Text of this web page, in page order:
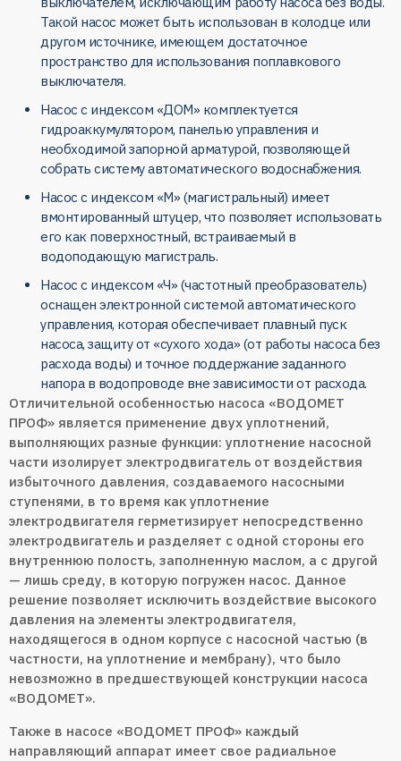
Такой насос может быть использован в колодце или
другом источнике, имеющем достаточное
пространство для использования поплавкового
выключателя.
Насос с индексом «ДОМ» комплектуется
гидроаккумулятором, панелью управления и
необходимой запорной арматурой, позволяющей
собрать систему автоматического водоснабжения.
Насос с индексом «М» (магистральный) имеет
вмонтированный штуцер, что позволяет использовать
его как поверхностный, встраиваемый в
водоподающую магистраль.
Насос с индексом «Ч» (частотный преобразователь)
оснащен электронной системой автоматического
управления, которая обеспечивает плавный пуск
насоса, защиту от «сухого хода» (от работы насоса без
расхода воды) и точное поддержание заданного
напора в водопроводе вне зависимости от расхода.
Отличительной особенностью насоса «ВОДОМЕТ
ПРОФ» является применение двух уплотнений,
выполняющих разные функции: уплотнение насосной
части изолирует электродвигатель от воздействия
избыточного давления, создаваемого насосными
ступенями, в то время как уплотнение
электродвигателя герметизирует непосредственно
электродвигатель и разделяет с одной стороны его
внутреннюю полость, заполненную маслом, а с другой
— лишь среду, в которую погружен насос. Данное
решение позволяет исключить воздействие высокого
давления на элементы электродвигателя,
находящегося в одном корпусе с насосной частью (в
частности, на уплотнение и мембрану), что было
невозможно в предшествующей конструкции насоса
«ВОДОМЕТ».
Также в насосе «ВОДОМЕТ ПРОФ» каждый
направляющий аппарат имеет свое радиальное